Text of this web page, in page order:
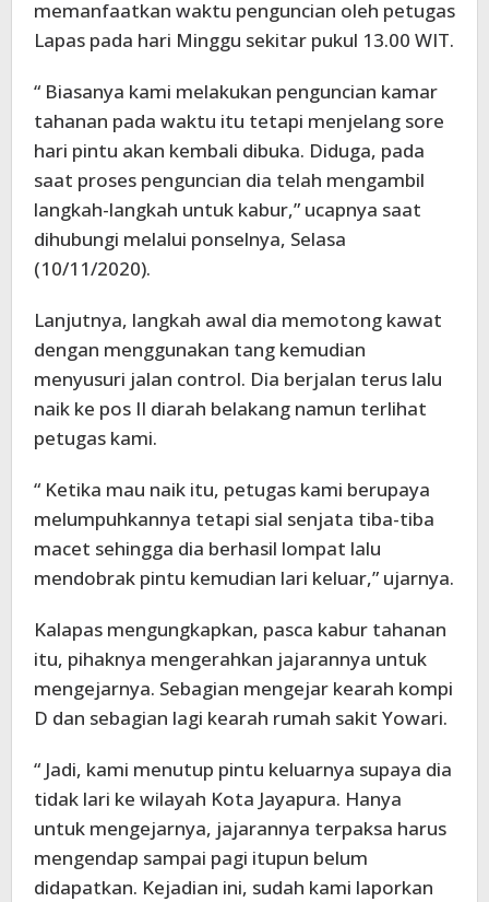
memanfaatkan waktu penguncian oleh petugas
Lapas pada hari Minggu sekitar pukul 13.00 WIT.
“ Biasanya kami melakukan penguncian kamar
tahanan pada waktu itu tetapi menjelang sore
hari pintu akan kembali dibuka. Diduga, pada
saat proses penguncian dia telah mengambil
langkah-langkah untuk kabur,” ucapnya saat
dihubungi melalui ponselnya, Selasa
(10/11/2020).
Lanjutnya, langkah awal dia memotong kawat
dengan menggunakan tang kemudian
menyusuri jalan control. Dia berjalan terus lalu
naik ke pos II diarah belakang namun terlihat
petugas kami.
“ Ketika mau naik itu, petugas kami berupaya
melumpuhkannya tetapi sial senjata tiba-tiba
macet sehingga dia berhasil lompat lalu
mendobrak pintu kemudian lari keluar,” ujarnya.
Kalapas mengungkapkan, pasca kabur tahanan
itu, pihaknya mengerahkan jajarannya untuk
mengejarnya. Sebagian mengejar kearah kompi
D dan sebagian lagi kearah rumah sakit Yowari.
“ Jadi, kami menutup pintu keluarnya supaya dia
tidak lari ke wilayah Kota Jayapura. Hanya
untuk mengejarnya, jajarannya terpaksa harus
mengendap sampai pagi itupun belum
didapatkan. Kejadian ini, sudah kami laporkan